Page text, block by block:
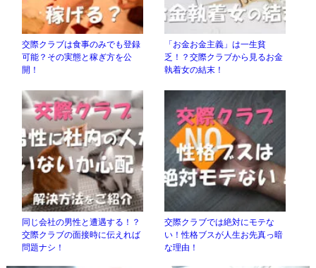
交際クラブは食事のみでも登録
可能？その実態と稼ぎ方を公
開！
「お金お金主義」は一生貧
乏！？交際クラブから見るお金
執着女の結末！
同じ会社の男性と遭遇する！？
交際クラブの面接時に伝えれば
問題ナシ！
交際クラブでは絶対にモテな
い！性格ブスが人生お先真っ暗
な理由！